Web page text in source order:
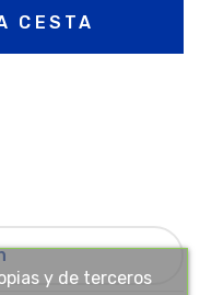
CESTA
y de terceros